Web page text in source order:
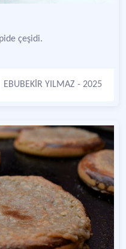
çeşidi.
EBUBEKİR YILMAZ - 2025